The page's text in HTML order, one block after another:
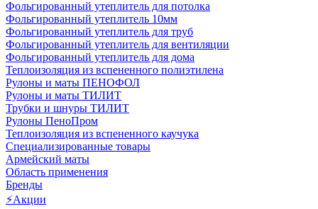
Фольгированный утеплитель для потолка
Фольгированный утеплитель 10мм
Фольгированный утеплитель для труб
Фольгированный утеплитель для вентиляции
Фольгированный утеплитель для дома
Теплоизоляция из вспененного полиэтилена
Рулоны и маты ПЕНОФОЛ
Рулоны и маты ТИЛИТ
Трубки и шнуры ТИЛИТ
Рулоны ПеноПром
Теплоизоляция из вспененного каучука
Специализированные товары
Армейский маты
Область применения
Бренды
⚡Акции